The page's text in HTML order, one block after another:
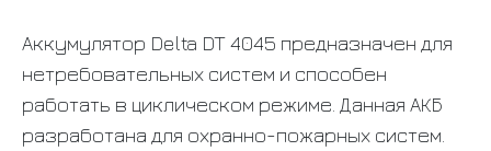
Аккумулятор Delta DT 4045 предназначен для
нетребовательных систем и способен
работать в циклическом режиме. Данная АКБ
разработана для охранно-пожарных систем.